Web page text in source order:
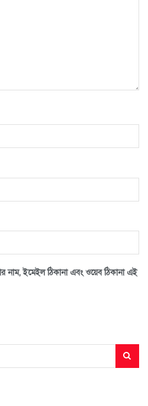
নাম, ইমেইল ঠিকানা এবং ওয়েব ঠিকানা এই